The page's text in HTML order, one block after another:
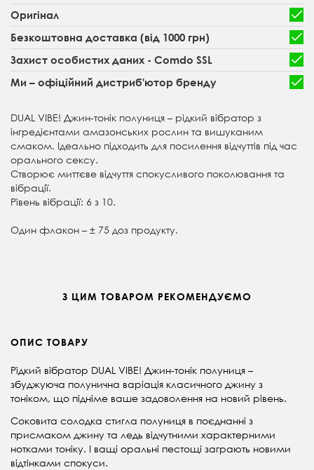
Оригінал
Безкоштовна доставка (від 1000 грн)
Захист особистих даних - Comdo SSL
Ми – офіційний дистриб'ютор бренду
DUAL VIBE! Джин-тонік полуниця – рідкий вібратор з
інгредієнтами амазонських рослин та вишуканим
смаком. Ідеально підходить для посилення відчуттів під час
орального сексу.
Створює миттєве відчуття спокусливого поколювання та
вібрації.
Рівень вібрації: 6 з 10.
Один флакон – ± 75 доз продукту.
З ЦИМ ТОВАРОМ РЕКОМЕНДУЄМО
ОПИС ТОВАРУ
Рідкий вібратор DUAL VIBE! Джин-тонік полуниця –
збуджуюча полунична варіація класичного джину з
тоніком, що підніме ваше задоволення на новий рівень.
Соковита солодка стигла полуниця в поєднанні з
присмаком джину та ледь відчутними характерними
нотками тоніку. І ващі оральні пестощі заграють новими
відтінками спокуси.